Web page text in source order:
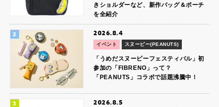
きショルダーなど、新作バッグ＆ポーチ
を全紹介
2026.8.4
イベント スヌーピー(PEANUTS)
「うめだスヌーピーフェスティバル」初
参加の「FIBRENO」って？
「PEANUTS」コラボで話題沸騰中！
2026.8.5